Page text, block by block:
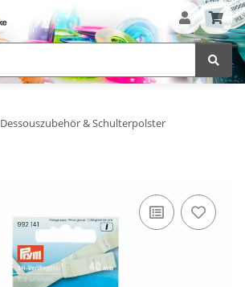
Dessouszubehör & Schulterpolster